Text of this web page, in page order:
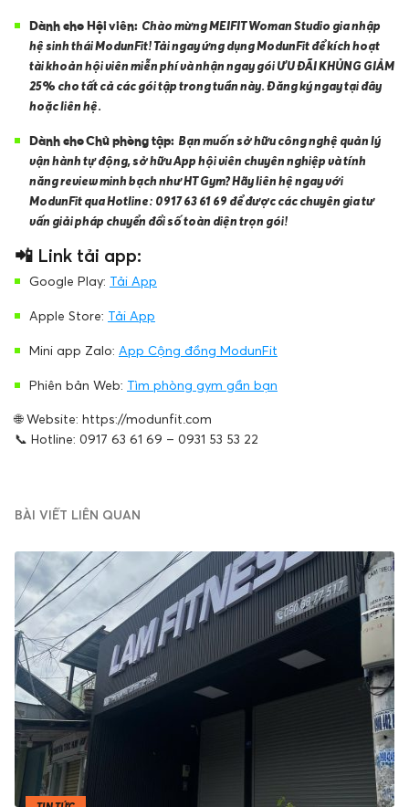
Dành cho Hội viên: Chào mừng MEIFIT Woman Studio gia nhập
hệ sinh thái ModunFit! Tải ngay ứng dụng ModunFit để kích hoạt
tài khoản hội viên miễn phí và nhận ngay gói ƯU ĐÃI KHỦNG GIẢM
25% cho tất cả các gói tập trong tuần này. Đăng ký ngay tại đây
hoặc liên hệ.
Dành cho Chủ phòng tập: Bạn muốn sở hữu công nghệ quản lý
vận hành tự động, sở hữu App hội viên chuyên nghiệp và tính
năng review minh bạch như HT Gym? Hãy liên hệ ngay với
ModunFit qua Hotline: 0917 63 61 69 để được các chuyên gia tư
vấn giải pháp chuyển đổi số toàn diện trọn gói!
📲 Link tải app:
Google Play: Tải App
Apple Store: Tải App
Mini app Zalo: App Cộng đồng ModunFit
Phiên bản Web: Tìm phòng gym gần bạn
🌐 Website: https://modunfit.com
📞 Hotline: 0917 63 61 69 – 0931 53 53 22
BÀI VIẾT LIÊN QUAN